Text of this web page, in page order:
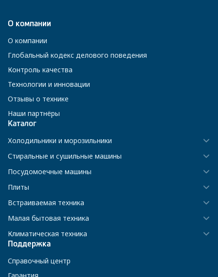
О компании
О компании
Глобальный кодекс делового поведения
Контроль качества
Технологии и инновации
Отзывы о технике
Наши партнёры
Каталог
Холодильники и морозильники
Стиральные и сушильные машины
Посудомоечные машины
Плиты
Встраиваемая техника
Малая бытовая техника
Климатическая техника
Поддержка
Справочный центр